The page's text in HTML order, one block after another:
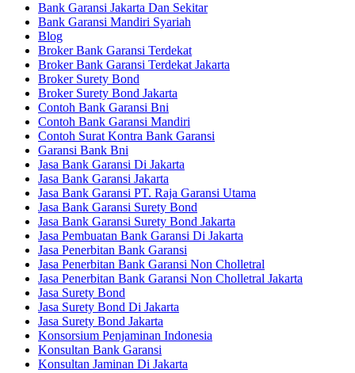
Bank Garansi Jakarta Dan Sekitar
Bank Garansi Mandiri Syariah
Blog
Broker Bank Garansi Terdekat
Broker Bank Garansi Terdekat Jakarta
Broker Surety Bond
Broker Surety Bond Jakarta
Contoh Bank Garansi Bni
Contoh Bank Garansi Mandiri
Contoh Surat Kontra Bank Garansi
Garansi Bank Bni
Jasa Bank Garansi Di Jakarta
Jasa Bank Garansi Jakarta
Jasa Bank Garansi PT. Raja Garansi Utama
Jasa Bank Garansi Surety Bond
Jasa Bank Garansi Surety Bond Jakarta
Jasa Pembuatan Bank Garansi Di Jakarta
Jasa Penerbitan Bank Garansi
Jasa Penerbitan Bank Garansi Non Cholletral
Jasa Penerbitan Bank Garansi Non Cholletral Jakarta
Jasa Surety Bond
Jasa Surety Bond Di Jakarta
Jasa Surety Bond Jakarta
Konsorsium Penjaminan Indonesia
Konsultan Bank Garansi
Konsultan Jaminan Di Jakarta